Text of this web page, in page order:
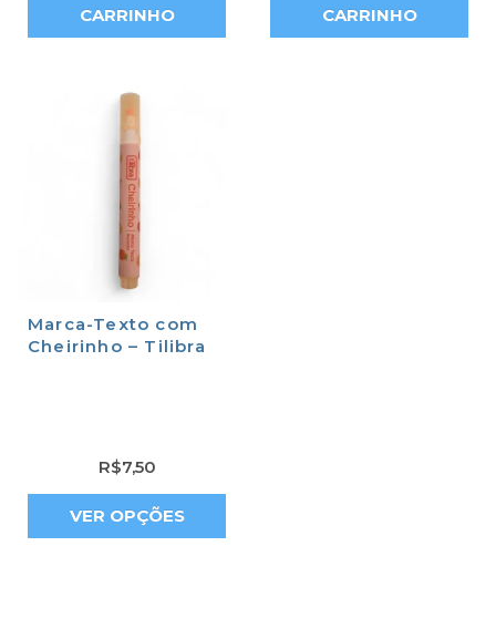
CARRINHO
CARRINHO
Marca-Texto com
Cheirinho – Tilibra
R$7,50
VER OPÇÕES